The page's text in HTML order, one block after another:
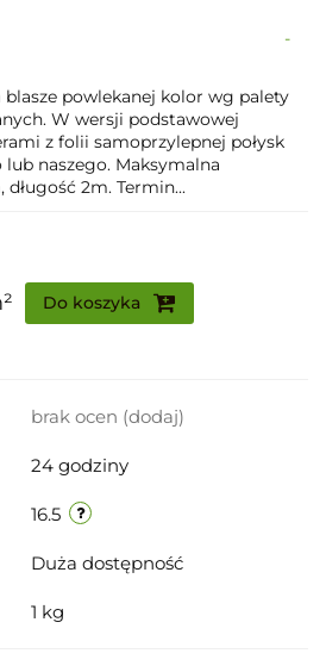
-
powlekanej kolor wg palety
W wersji podstawowej
z folii samoprzylepnej połysk
naszego. Maksymalna
długość 2m. Termin...
Do koszyka
brak ocen (dodaj)
24 godziny
16.5
Duża dostępność
1 kg